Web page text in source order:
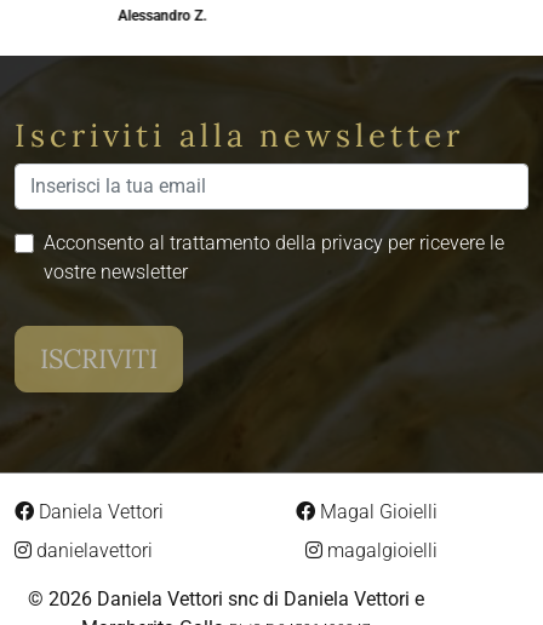
Alessandro Z.
Iscriviti alla newsletter
Acconsento al trattamento della privacy per ricevere le
vostre newsletter
Daniela Vettori
danielavettori
Magal Gioielli
magalgioielli
© 2026 Daniela Vettori snc di Daniela Vettori e